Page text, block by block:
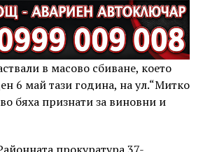
в масово сбиване, което
6 май тази година, на ул.“Митко
бяха признати за виновни и